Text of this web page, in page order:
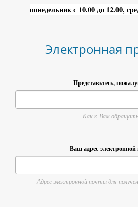
понедельник с 10.00 до 12.00,
Электронная
Представьтесь,
Как к Вам
Ваш адрес
Адрес электронной почты для